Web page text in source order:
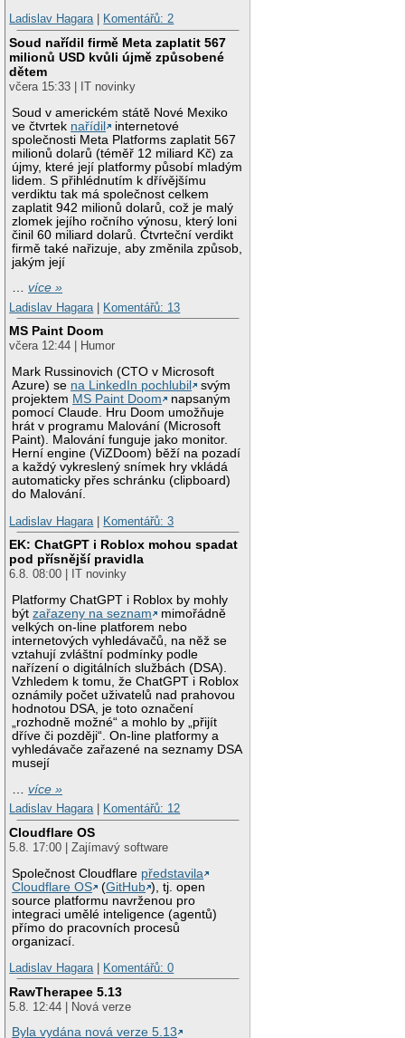
Ladislav Hagara| Komentářů: 2
Soud nařídil firmě Meta zaplatit 567
milionů USD kvůli újmě způsobené
dětem
včera 15:33 | IT novinky
Soud v americkém státě Nové Mexiko
ve čtvrtek nařídil
internetové
společnosti Meta Platforms zaplatit 567
milionů dolarů (téměř 12 miliard Kč) za
újmy, které její platformy působí mladým
lidem. S přihlédnutím k dřívějšímu
verdiktu tak má společnost celkem
zaplatit 942 milionů dolarů, což je malý
zlomek jejího ročního výnosu, který loni
činil 60 miliard dolarů. Čtvrteční verdikt
firmě také nařizuje, aby změnila způsob,
jakým její
…více »
Ladislav Hagara
Komentářů: 13
MS Paint Doom
včera 12:44 | Humor
Mark Russinovich (CTO v Microsoft
Azure) se na LinkedIn pochlubil
svým
projektem MS Paint Doom
napsaným
pomocí Claude. Hru Doom umožňuje
hrát v programu Malování (Microsoft
Paint). Malování funguje jako monitor.
Herní engine (ViZDoom) běží na pozadí
a každý vykreslený snímek hry vkládá
automaticky přes schránku (clipboard)
do Malování.
Ladislav Hagara
Komentářů: 3
EK: ChatGPT i Roblox mohou spadat
pod přísnější pravidla
6.8. 08:00 | IT novinky
Platformy ChatGPT i Roblox by mohly
býtzařazeny na seznam
mimořádně
velkých on-line platforem nebo
internetových vyhledávačů, na něž se
vztahují zvláštní podmínky podle
nařízení o digitálních službách (DSA).
Vzhledem k tomu, že ChatGPT i Roblox
oznámily počet uživatelů nad prahovou
hodnotou DSA, je toto označení
„rozhodně možné“ a mohlo by „přijít
dříve či později“. On-line platformy a
vyhledávače zařazené na seznamy DSA
musejí
…více »
Ladislav Hagara| Komentářů: 12
Cloudflare OS
5.8. 17:00 | Zajímavý software
Společnost Cloudflare představila
Cloudflare OS
(GitHub ), tj. open
source platformu navrženou pro
integraci umělé inteligence (agentů)
přímo do pracovních procesů
organizací.
Ladislav Hagara| Komentářů: 0
RawTherapee 5.13
5.8. 12:44 | Nová verze
Byla vydána nová verze 5.13